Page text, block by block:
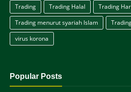
Trading
Trading Halal
Trading
Trading menurut syariah Islam
virus korona
Popular Posts